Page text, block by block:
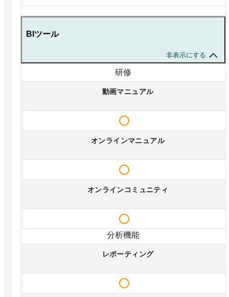
BIツール
非表示にする
研修
動画マニュアル
オンラインマニュアル
オンラインコミュニティ
分析機能
レポーティング